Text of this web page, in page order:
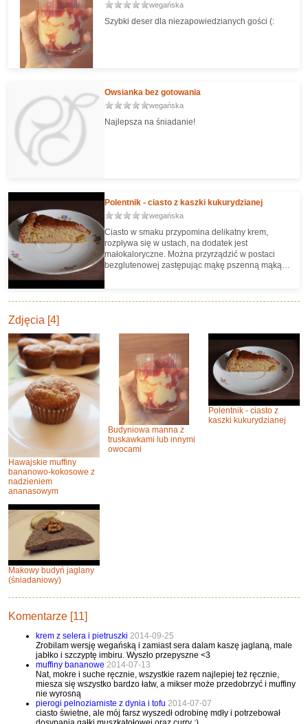
wegańska
Szybki deser dla niezapowiedzianych gości (:
Owsianka bez gotowania
wegańska
Najlepsza na śniadanie!
Polentnik - ciasto z kaszki kukurydzianej
wegańska
Ciasto w smaku przypomina delikatny krem,
rozpływa się w ustach, na dodatek jest
małokaloryczne. Można przyrządzić w postaci
bezglutenowej zastępując mąkę pszenną mąką
Zdjęcia [4]
Hawajskie muffiny
bananowo-kokosowe z
nadzieniem
ananasowym
Budyniowa manna z
truskawkami lub innymi
owocami
Polentnik - ciasto z
kaszki kukurydzianej
Makowy budyń jaglany
(śniadaniowy)
Komentarze [11]
krem z selera i pietruszki 2014-09-25
Zrobilam wersję wegańską i zamiast sera dalam kaszę jaglaną, male
jabłko i szczyptę imbiru. Wyszło przepyszne <3
muffiny bananowe 2014-07-13
Nat, mokre i suche ręcznie, wszystkie razem najlepiej też ręcznie,
miesza się wszystko bardzo łatw, a mikser może przedobrzyć i muffiny
nie wyrosną
pierogi pelnoziarniste z dynia i tofu 2014-07-07
ciasto świetne, ale mój farsz wyszedł odrobinę mdły i potrzebował